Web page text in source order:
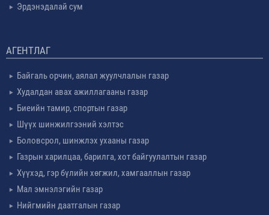
Эрдэнэдалай сум
АГЕНТЛАГ
Байгаль орчин, аялал жуулчлалын газар
Худалдан авах ажиллагааны газар
Биеийн тамир, спортын газар
Шүүх шинжилгээний хэлтэс
Боловсрол, шинжлэх ухааны газар
Газрын харилцаа, барилга, хот байгуулалтын газар
Хүүхэд, гэр бүлийн хөгжил, хамгааллын газар
Мал эмнэлэгийн газар
Нийгмийн даатгалын газар